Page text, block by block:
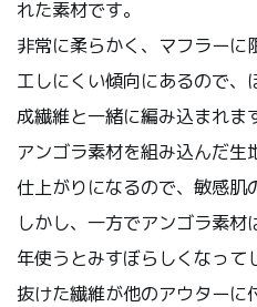
れた素材です。
非常に柔らかく、マフラーに
工しにくい傾向にあるので
成繊維と一緒に編み込まれま
アンゴラ素材を組み込んだ
仕上がりになるので、敏感肌
しかし、一方でアンゴラ素
年使うとみすぼらしくなって
抜けた繊維が他のアウターに